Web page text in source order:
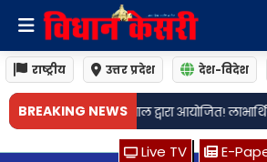
राष्ट्रीय उत्तर प्रदेश देश-विदेश
BREAKING NEWS
को निःशुल्क परामर्श, दवा एवं चश्मा वितरण
Live TV E-